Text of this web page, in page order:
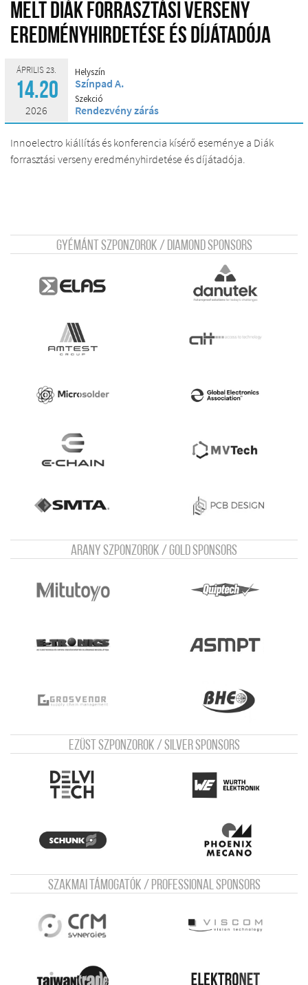
MELT diák forrasztási verseny
eredményhirdetése és díjátadója
ÁPRILIS 23.
14.20
2026
Helyszín
Színpad A.
Szekció
Rendezvény zárás
Innoelectro kiállítás és konferencia kísérő eseménye a Diák
forrasztási verseny eredményhirdetése és díjátadója.
Gyémánt szponzorok / Diamond sponsors
Arany szponzorok / Gold sponsors
Ezüst szponzorok / Silver sponsors
Szakmai támogatók / Professional sponsors